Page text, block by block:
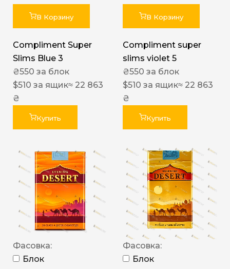
В Корзину
Compliment Super
Slims Blue 3
₴550 за блок
$510 за ящик≈ 22 863
₴
Купить
В Корзину
Compliment super
slims violet 5
₴550 за блок
$510 за ящик≈ 22 863
₴
Купить
Фасовка:
Блок
Фасовка:
Блок